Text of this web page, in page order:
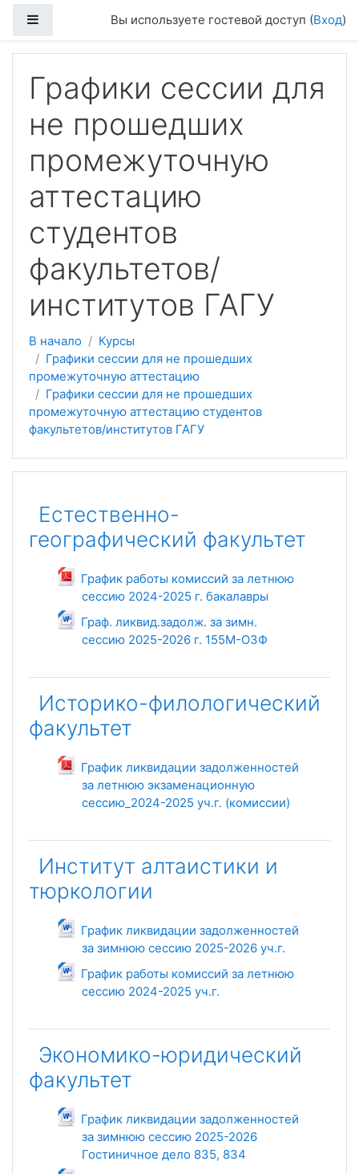
Боковая панельВы используете гостевой доступ (Вход)
Графики сессии для
не прошедших
промежуточную
аттестацию
студентов
факультетов/
институтов ГАГУ
В начало
Курсы
Графики сессии для не прошедших
промежуточную аттестацию
Графики сессии для не прошедших
промежуточную аттестацию студентов
факультетов/институтов ГАГУ
Тематический план
Естественно-
географический факультет
График работы комиссий за летнюю
сессию 2024-2025 г. бакалавры
Файл
Граф. ликвид.задолж. за зимн.
сессию 2025-2026 г. 155М-ОЗФ
Файл
Историко-филологический
факультет
График ликвидации задолженностей
за летнюю экзаменационную
сессию_2024-2025 уч.г. (комиссии)
Файл
Институт алтаистики и
тюркологии
График ликвидации задолженностей
за зимнюю сессию 2025-2026 уч.г.
Файл
График работы комиссий за летнюю
сессию 2024-2025 уч.г.
Файл
Экономико-юридический
факультет
График ликвидации задолженностей
за зимнюю сессию 2025-2026
Гостиничное дело 835, 834
Файл